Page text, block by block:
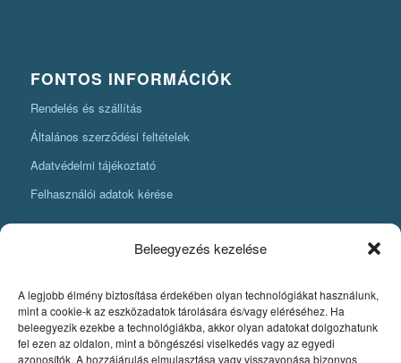
Beleegyezés kezelése
A legjobb élmény biztosítása érdekében olyan technológiákat használunk,
mint a cookie-k az eszközadatok tárolására és/vagy eléréséhez. Ha
beleegyezik ezekbe a technológiákba, akkor olyan adatokat dolgozhatunk
fel ezen az oldalon, mint a böngészési viselkedés vagy az egyedi
azonosítók. A hozzájárulás elmulasztása vagy visszavonása bizonyos
FONTOS INFORMÁCIÓK
Rendelés és szállítás
Általános szerződési feltételek
Adatvédelmi tájékoztató
Felhasználói adatok kérése
KÖNYVKÉSZÍTÉSI INFORMÁCIÓK
Amit mindenképpen tudnia kell, ha könyvet szeretne készíteni